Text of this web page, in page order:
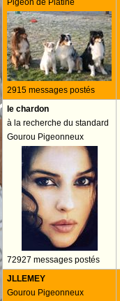
Pigeon de Platine
2915 messages postés
le chardon
à la recherche du standard
Gourou Pigeonneux
72927 messages postés
JLLEMEY
Gourou Pigeonneux